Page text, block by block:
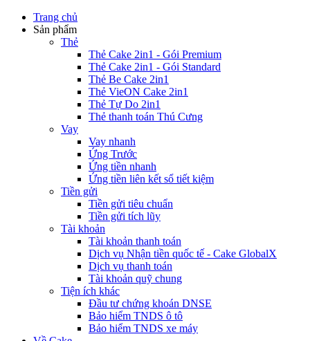
Trang chủ
Sản phẩm
Thẻ
Thẻ Cake 2in1 - Gói Premium
Thẻ Cake 2in1 - Gói Standard
Thẻ Be Cake 2in1
Thẻ VieON Cake 2in1
Thẻ Tự Do 2in1
Thẻ thanh toán Thú Cưng
Vay
Vay nhanh
Ứng Trước
Ứng tiền nhanh
Ứng tiền liên kết sổ tiết kiệm
Tiền gửi
Tiền gửi tiêu chuẩn
Tiền gửi tích lũy
Tài khoản
Tài khoản thanh toán
Dịch vụ Nhận tiền quốc tế - Cake GlobalX
Dịch vụ thanh toán
Tài khoản quỹ chung
Tiện ích khác
Đầu tư chứng khoán DNSE
Bảo hiểm TNDS ô tô
Bảo hiểm TNDS xe máy